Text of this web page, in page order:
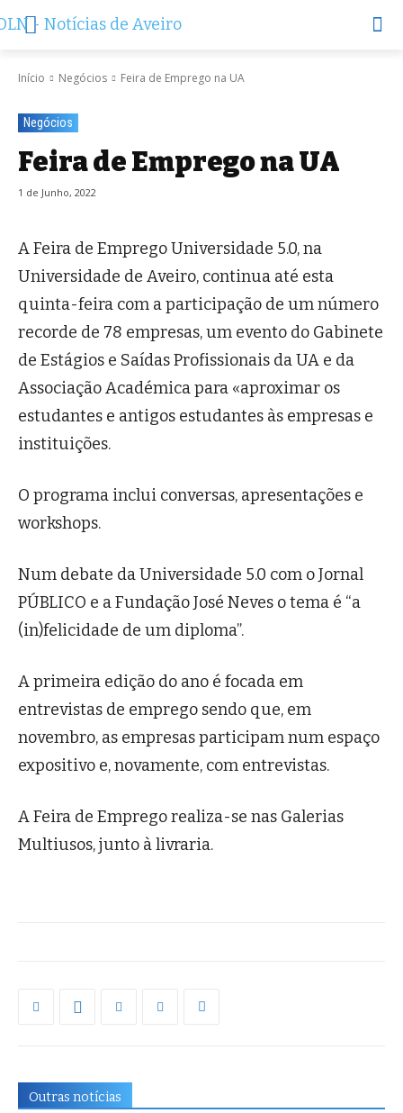
Início Negócios Feira de Emprego na UA
Negócios
Feira de Emprego na UA
1 de Junho, 2022
A Feira de Emprego Universidade 5.0, na
Universidade de Aveiro, continua até esta
quinta-feira com a participação de um número
recorde de 78 empresas, um evento do Gabinete
de Estágios e Saídas Profissionais da UA e da
Associação Académica para «aproximar os
estudantes e antigos estudantes às empresas e
instituições.
O programa inclui conversas, apresentações e
workshops.
Num debate da Universidade 5.0 com o Jornal
PÚBLICO e a Fundação José Neves o tema é “a
(in)felicidade de um diploma”.
A primeira edição do ano é focada em
entrevistas de emprego sendo que, em
novembro, as empresas participam num espaço
expositivo e, novamente, com entrevistas.
A Feira de Emprego realiza-se nas Galerias
Multiusos, junto à livraria.
Outras notícias